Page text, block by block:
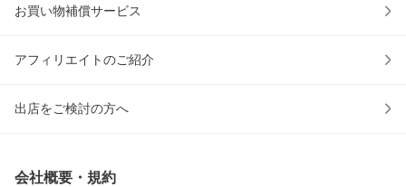
お買い物補償サービス
アフィリエイトのご紹介
出店をご検討の方へ
会社概要・規約